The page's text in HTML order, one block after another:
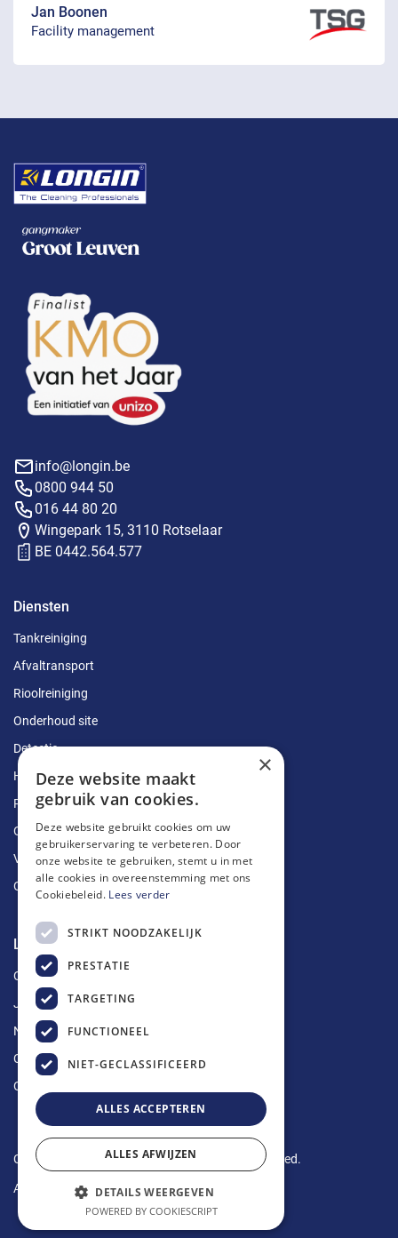
Jan Boonen
Facility management
info@longin.be
0800 944 50
016 44 80 20
Wingepark 15, 3110 Rotselaar
BE 0442.564.577
Diensten
Tankreiniging
Afvaltransport
Rioolreiniging
Onderhoud site
Detectie
Herstellingen
Ruimingen
Ontstoppingen
Vetputten
Ontkalking
Longin Service
Over ons
Jobs
Nieuws
Contact
Offerte aanvragen
Copyright © 2024 Longin Service. All rights reserved.
Algemene voorwaarden -Privacy Policy
×
Deze website maakt
gebruik van cookies.
Deze website gebruikt cookies om uw
gebruikerservaring te verbeteren. Door
onze website te gebruiken, stemt u in met
alle cookies in overeenstemming met ons
Cookiebeleid. Lees verder
STRIKT NOODZAKELIJK
PRESTATIE
TARGETING
FUNCTIONEEL
NIET-GECLASSIFICEERD
ALLES ACCEPTEREN
ALLES AFWIJZEN
DETAILS WEERGEVEN
POWERED BY COOKIESCRIPT